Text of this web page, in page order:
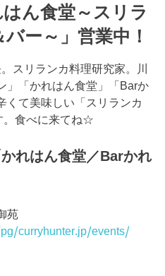
ん食堂～スリラ
ー～」営業中！
スリランカ料理研究家。川
」「かれはん食堂」「Barか
くて美味しい「スリランカ
。食べに来てね☆
れはん食堂／Barかれ
苑
curryhunter.jp/events/